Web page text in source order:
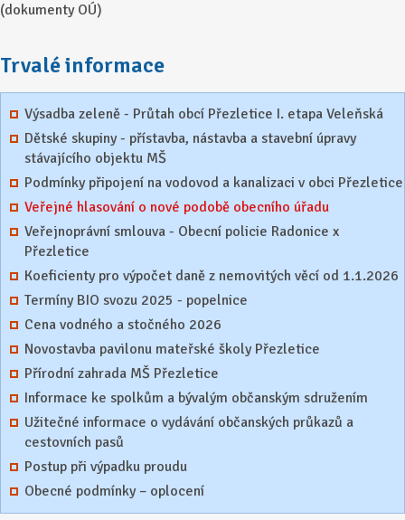
(dokumenty OÚ)
Trvalé informace
Výsadba zeleně - Průtah obcí Přezletice I. etapa Veleňská
Dětské skupiny - přístavba, nástavba a stavební úpravy
stávajícího objektu MŠ
Podmínky připojení na vodovod a kanalizaci v obci Přezletice
Veřejné hlasování o nové podobě obecního úřadu
Veřejnoprávní smlouva - Obecní policie Radonice x
Přezletice
Koeficienty pro výpočet daně z nemovitých věcí od 1.1.2026
Termíny BIO svozu 2025 - popelnice
Cena vodného a stočného 2026
Novostavba pavilonu mateřské školy Přezletice
Přírodní zahrada MŠ Přezletice
Informace ke spolkům a bývalým občanským sdružením
Užitečné informace o vydávání občanských průkazů a
cestovních pasů
Postup při výpadku proudu
Obecné podmínky – oplocení